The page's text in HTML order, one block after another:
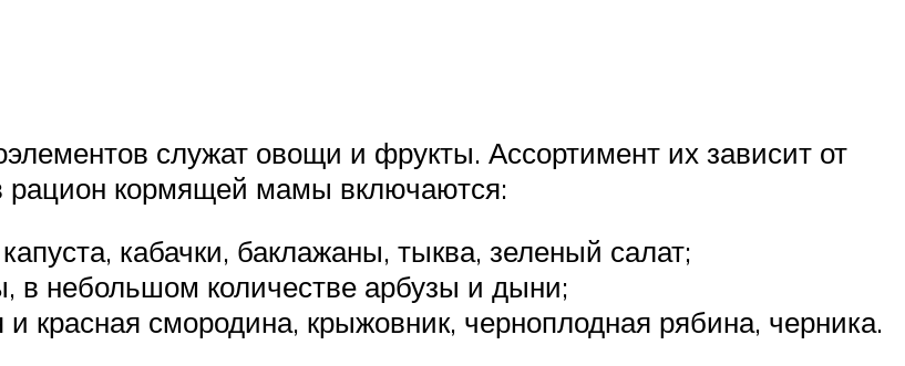
служат овощи и фрукты. Ассортимент их зависит от
рацион кормящей мамы включаются:
кабачки, баклажаны, тыква, зеленый салат;
в небольшом количестве арбузы и дыни;
красная смородина, крыжовник, черноплодная рябина, черника.